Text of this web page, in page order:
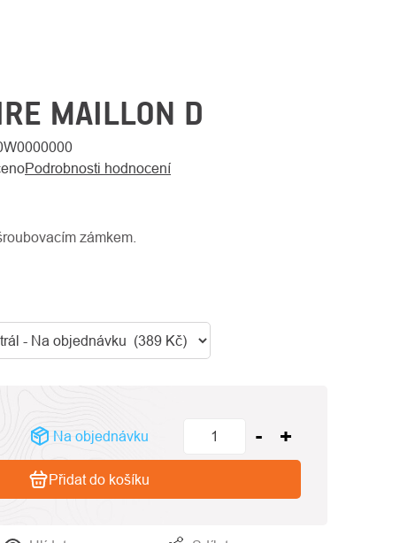
MAILLON D
Podrobnosti hodnocení
zámkem.
Na objednávku
Přidat do košíku